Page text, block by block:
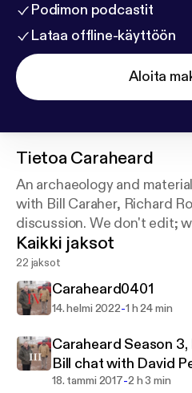
Podimon podcastit
Lataa offline-käyttöön
Aloita
Tietoa Caraheard
An archaeology and
with Bill Caraher, Richard
discussion. We don't edit;
get.
Kaikki jaksot
22 jaksot
Caraheard0401
14. helmi 2022-1 h 24 min
Caraheard Season
Bill chat with David
Corinthian matters
18. tammi 2017-2 h 3 min